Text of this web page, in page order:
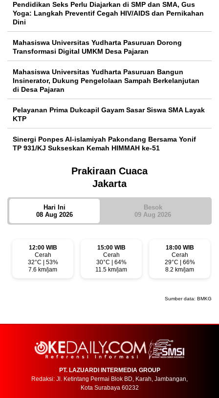
Pendidikan Seks Perlu Diajarkan di SMP dan SMA, Gus
Yoga: Langkah Preventif Cegah HIV/AIDS dan Pernikahan
Dini
Mahasiswa Universitas Yudharta Pasuruan Dorong
Transformasi Digital UMKM Desa Pajaran
Mahasiswa Universitas Yudharta Pasuruan Bangun
Insinerator, Dukung Pengelolaan Sampah Berkelanjutan
di Desa Pajaran
Pelayanan Prima Dukcapil Gayam Sasar Siswa SMA Layak
KTP
Sinergi Ponpes Al-islamiyah Pakondang Bersama Yonif
TP 931/KJ Sukseskan Kemah HIMMAH ke-51
Prakiraan Cuaca
Jakarta
Hari Ini
08 Aug 2026
Besok
09 Aug 2026
12:00 WIB
Cerah
32°C | 53%
7.6 km/jam
15:00 WIB
Cerah
30°C | 64%
11.5 km/jam
18:00 WIB
Cerah
29°C | 66%
8.2 km/jam
Sumber data: BMKG
PT. LAZUARDI INTERMEDIA GROUP
Redaksi: Jl. Ketintang Permai Blok BD, Karah, Jambangan,
Kota Surabaya 60232